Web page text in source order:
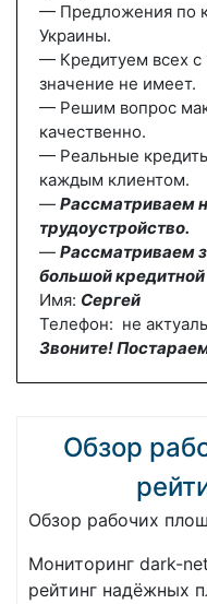
— Предложения по
Украины.
— Кредитуем всех с
значение не имеет.
— Решим вопрос
качественно.
— Реальные
каждым клиентом.
— Рассматриваем
трудоустройство.
— Рассматриваем
большой кредитной
Имя: Сергей
Телефон: не
Звоните!
Обзор
Обзор рабочих
Мониторинг dark-
рейтинг надёжных